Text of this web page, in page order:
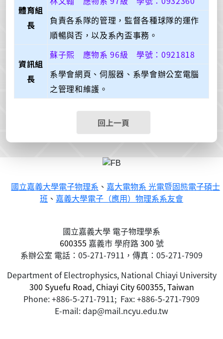
體育組
長
負責各系隊的管理，監督各種球隊的運作
順暢與否，以及系內盃事務。
資訊組
長
蘇子熙 應物系 96級 學號：0921818
系學會網頁、伺服器、系學會辦公室電腦
之管理和維護。
回上一頁
國立嘉義大學電子物理系 、 嘉大電物系 光電暨固態電子碩士
班 、 嘉義大學電子（應用）物理系系友會
國立嘉義大學 電子物理學系
600355 嘉義市學府路300 號
系辦公室 電話：05-271-7911，傳真：05-271-7909
Department of Electrophysics, National Chiayi University
300 Syuefu Road, Chiayi City 600355, Taiwan
Phone: +886-5-271-7911; Fax: +886-5-271-7909
E-mail: dap@mail.ncyu.edu.tw